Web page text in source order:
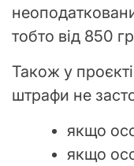
тобто від 850
Також у
штрафи не
якщо
якщо